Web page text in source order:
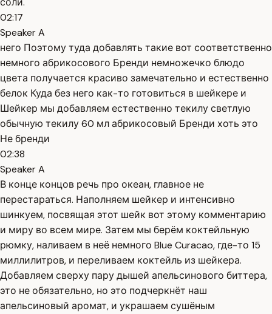
02:17
Speaker A
него Поэтому туда добавлять такие вот соответственно
немного абрикосового Бренди немножечко блюдо
цвета получается красиво замечательно и естественно
белок Куда без него как-то готовиться в шейкере и
Шейкер мы добавляем естественно текилу светлую
обычную текилу 60 мл абрикосовый Бренди хоть это
Не бренди
02:38
Speaker A
В конце концов речь про океан, главное не
перестараться. Наполняем шейкер и интенсивно
шинкуем, посвящая этот шейк вот этому комментарию
и миру во всем мире. Затем мы берём коктейльную
рюмку, наливаем в неё немного Blue Curacao, где-то 15
миллилитров, и переливаем коктейль из шейкера.
Добавляем сверху пару дышей апельсинового биттера,
это не обязательно, но это подчеркнёт наш
апельсиновый аромат, и украшаем сушёным